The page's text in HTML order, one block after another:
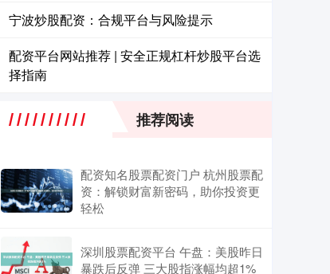
宁波炒股配资：合规平台与风险提示
配资平台网站推荐 | 安全正规杠杆炒股平台选
择指南
推荐阅读
配资知名股票配资门户 杭州股票配
资：解锁财富新密码，助你投资更
轻松
深圳股票配资平台 午盘：美股昨日
暴跌后反弹 三大股指涨幅均超1%